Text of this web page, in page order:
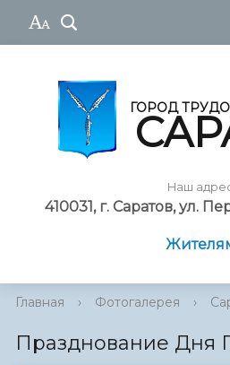
ГОРОД
Наш
410031, г. Саратов, ул.
Главная › Фотогалерея ›
Празднование Дня